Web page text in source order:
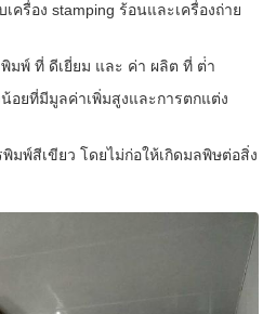
ครื่อง stamping ร้อนและเครื่องถ่าย
มพ์ ที่ ดีเยี่ยม และ ค่า ผลิต ที่ ต่ํา
ยที่มีมูลค่าเพิ่มสูงและการตกแต่ง
มพ์สีเขียว โดยไม่ก่อให้เกิดมลพิษต่อสิ่ง